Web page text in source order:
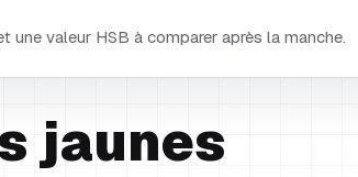
une valeur HSB à comparer après la manche.
jaunes